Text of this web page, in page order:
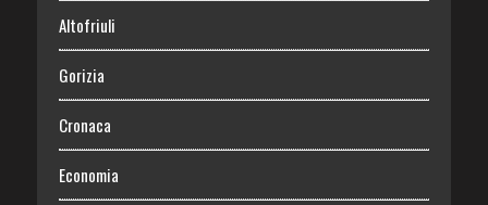
Altofriuli
Gorizia
Cronaca
Economia